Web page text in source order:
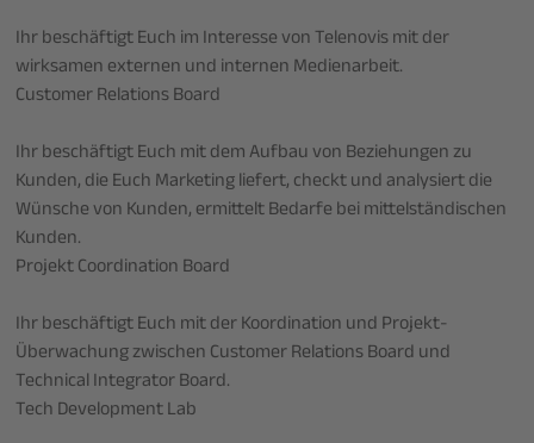
Ihr beschäftigt Euch im Interesse von Telenovis mit der
wirksamen externen und internen Medienarbeit.
Customer Relations Board
Ihr beschäftigt Euch mit dem Aufbau von Beziehungen zu
Kunden, die Euch Marketing liefert, checkt und analysiert die
Wünsche von Kunden, ermittelt Bedarfe bei mittelständischen
Kunden.
Projekt Coordination Board
Ihr beschäftigt Euch mit der Koordination und Projekt-
Überwachung zwischen Customer Relations Board und
Technical Integrator Board.
Tech Development Lab